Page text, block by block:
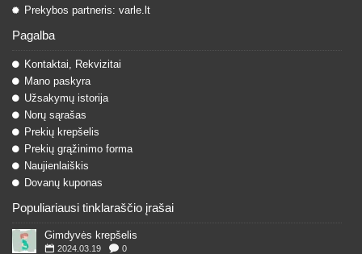
Prekybos partneris: varle.lt
Pagalba
Kontaktai, Rekvizitai
Mano paskyra
Užsakymų istorija
Norų sąrašas
Prekių krepšelis
Prekių grąžinimo forma
Naujienlaiškis
Dovanų kuponas
Populiariausi tinklaraščio įrašai
Gimdyvės krepšelis
2024.03.19 0